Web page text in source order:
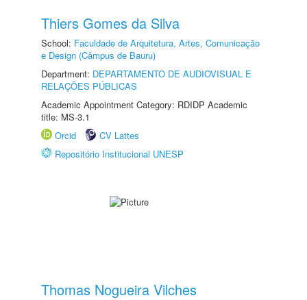
Thiers Gomes da Silva
School: Faculdade de Arquitetura, Artes, Comunicação
e Design (Câmpus de Bauru)
Department: DEPARTAMENTO DE AUDIOVISUAL E
RELAÇÕES PÚBLICAS
Academic Appointment Category: RDIDP Academic
title: MS-3.1
Orcid
CV Lattes
Repositório Institucional UNESP
Thomas Nogueira Vilches